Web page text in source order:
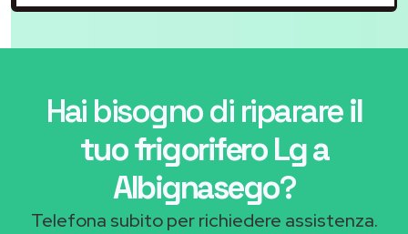
Hai bisogno di riparareil
tuo frigorifero Lg a
Albignasego?
Telefona subito per richiedere assistenza.